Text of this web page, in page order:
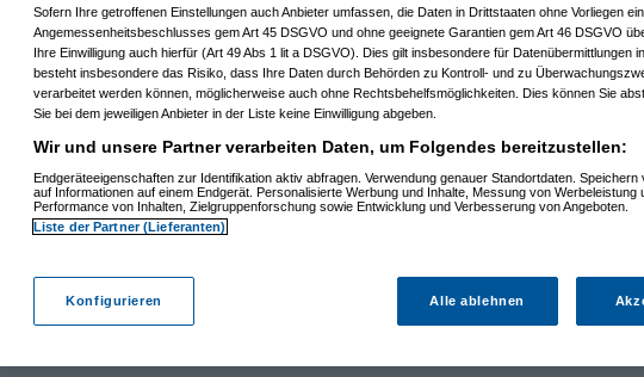
Sofern Ihre getroffenen Einstellungen auch Anbieter umfassen, die Daten in Drittstaaten ohne Vorliegen
Angemessenheitsbeschlusses gem Art 45 DSGVO und ohne geeignete Garantien gem Art 46 DSGVO
Ihre Einwilligung auch hierfür (Art 49 Abs 1 lit a DSGVO). Dies gilt insbesondere für Datenübermittlungen
besteht insbesondere das Risiko, dass Ihre Daten durch Behörden zu Kontroll- und zu
verarbeitet werden können, möglicherweise auch ohne Rechtsbehelfsmöglichkeiten. Dies können Sie
Sie bei dem jeweiligen Anbieter in der Liste keine Einwilligung abgeben.
Wir und unsere Partner verarbeiten Daten, um Folgendes bereitzustellen:
Endgeräteeigenschaften zur Identifikation aktiv abfragen. Verwendung genauer Standortdaten. Speichern
auf Informationen auf einem Endgerät. Personalisierte Werbung und Inhalte, Messung von Werbeleistung
Performance von Inhalten, Zielgruppenforschung sowie Entwicklung und Verbesserung von Angeboten.
Liste der Partner (Lieferanten)
Konfigurieren Alle ablehnen